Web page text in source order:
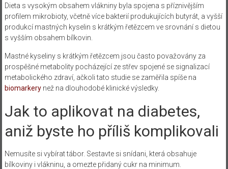
Dieta s vysokým obsahem vlákniny byla spojena s příznivějším
profilem mikrobioty, včetně více bakterií produkujících butyrát, a vyšší
produkcí mastných kyselin s krátkým řetězcem ve srovnání s dietou
s vyšším obsahem bílkovin.
Mastné kyseliny s krátkým řetězcem jsou často považovány za
prospěšné metabolity pocházející ze střev spojené se signalizací
metabolického zdraví, ačkoli tato studie se zaměřila spíše na
biomarkerynež na dlouhodobé klinické výsledky.
Jak to aplikovat na diabetes,
aniž byste ho příliš komplikovali
Nemusíte si vybírat tábor. Sestavte si snídani, která obsahuje
bílkoviny i vlákninu, a omezte přidaný cukr na minimum.